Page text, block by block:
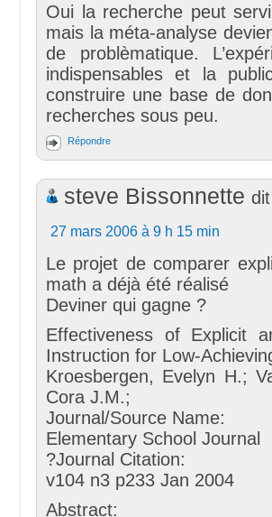
Oui la recherche peut
mais la méta-analyse
de problèmatique.
indispensables et la
construire une base de
recherches sous peu.
Répondre
steve Bissonnette
27 mars 2006 à 9 h 15 min
Le projet de comparer
math a déjà été réalisé
Deviner qui gagne ?
Effectiveness of Explicit
Instruction for Low-
Kroesbergen, Evelyn H.;
Cora J.M.;
Journal/Source Name:
Elementary School Journal
?Journal Citation:
v104 n3 p233 Jan 2004
Abstract: